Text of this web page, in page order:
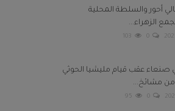
أحور والسلطة المحلية
الزهراء...
0
103
صنعاء عقب قيام مليشيا الحوثي
0
95